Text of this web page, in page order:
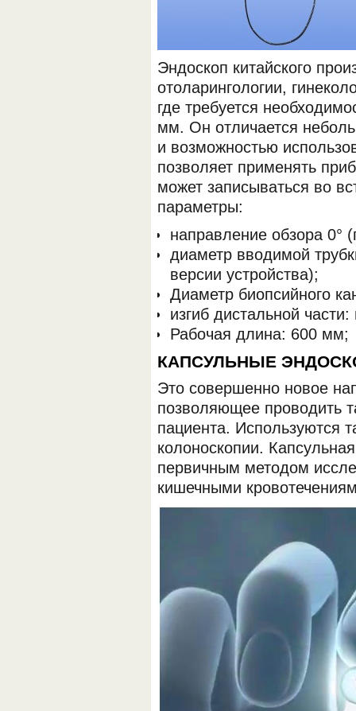
Эндоскоп китайского
отоларингологии,
где требуется
мм. Он отличается
и возможностью
позволяет применять
может записываться во
параметры:
направление обзора 0°
диаметр вводимой
версии устройства);
Диаметр биопсийного
изгиб дистальной
Рабочая длина: 600 мм;
КАПСУЛЬНЫЕ
Это совершенно новое
позволяющее проводить
пациента. Используются
колоноскопии.
первичным методом
кишечными